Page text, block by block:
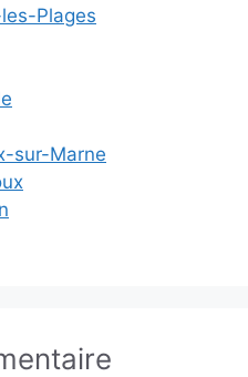
Plages
sur-Marne